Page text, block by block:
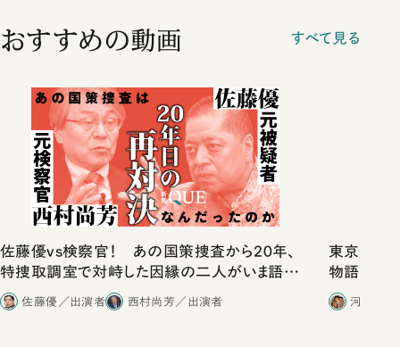
おすすめの動画 すべて見る
佐藤優vs検察官！ あの国策捜査から20年、
特捜取調室で対峙した因縁の二人がいま語り
合ったこと
佐藤優／出演者 西村尚芳／出演者
東京は都
物語」に
河野有